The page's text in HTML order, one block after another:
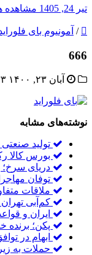
تیر 24, 1405 مشاهده
/ آمونیوم بای
666
آبان ۲۳, ۱۴۰۰ ۱۰:۳۳
نوشته‌های مشابه
تولید
بورس کالا
دریای سرخ؛
توفان
ملاقات
کم‌آبی
ایران و
پکن؛
ابهام در
حملات به